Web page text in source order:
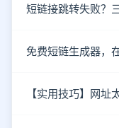
短链接跳转失败？
免费短链生成器，
【实用技巧】网